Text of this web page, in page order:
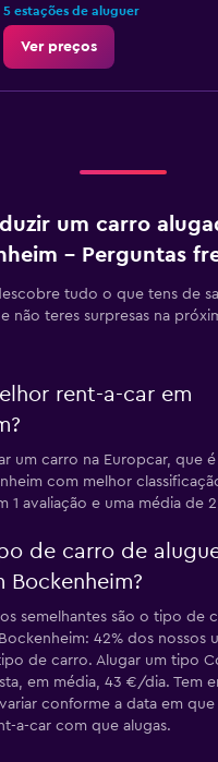
5 estações de aluguer
Ver preços
um carro
- Perguntas
tudo o que tens de
não teres surpresas na
rent-a-car em
um carro na Europcar, que
com melhor
1 avaliação e uma média de
de carro de
Bockenheim?
semelhantes são o tipo de
42% dos nossos
de carro. Alugar um tipo
em média, 43 €/dia. Tem
conforme a data em
a-car com que alugas.